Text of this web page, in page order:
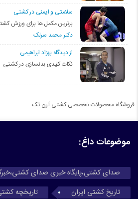
سلامتی و ایمنی در کشتی
برترین مکمل ها برای ورزش
دکتر محمد سرلک
از دیدگاه بهزاد ابراهیمی
نکات کلیدی بدنسازی در کشتی
فروشگاه محصولات تخصصی کشتی آرن تک
موضوعات داغ:
صدای کشتی،پایگاه خبری صدای
تاریخ کشتی ایران
تاریخچه